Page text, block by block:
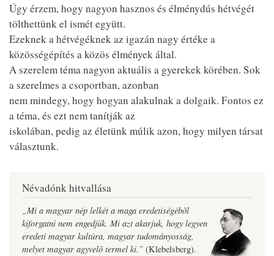
Úgy érzem, hogy nagyon hasznos és élménydús hétvégét
tölthettünk el ismét együtt.
Ezeknek a hétvégéknek az igazán nagy értéke a
közösségépítés a közös élmények által.
A szerelem téma nagyon aktuális a gyerekek körében. Sok
a szerelmes a csoportban, azonban
nem mindegy, hogy hogyan alakulnak a dolgaik. Fontos ez
a téma, és ezt nem tanítják az
iskolában, pedig az életünk múlik azon, hogy milyen társat
választunk.
Névadónk hitvallása
„Mi a magyar nép lelkét a maga eredetiségébõl
kiforgatni nem engedjük. Mi azt akarjuk, hogy legyen
eredeti magyar kultúra, magyar tudományosság,
melyet magyar agyvelõ termel ki.” (Klebelsberg).